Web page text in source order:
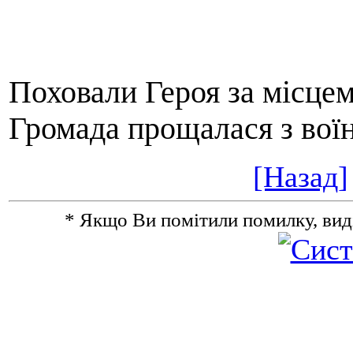
Поховали Героя за
Громада прощалася з
[Назад]
* Якщо Ви помітили помилку,